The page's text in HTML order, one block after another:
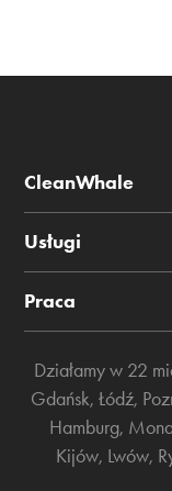
CleanWhale
Usługi
Praca
Działamy w 22
Gdańsk, Łódź,
Hamburg,
Kijów, Lwów,